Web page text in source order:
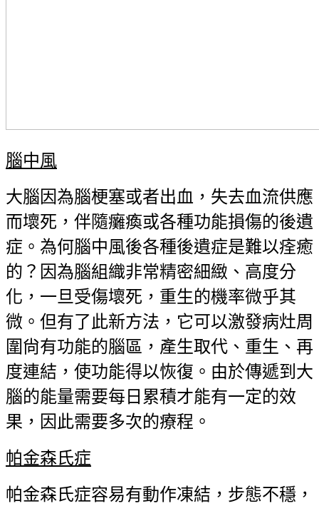
腦中風
大腦因為腦梗塞或者出血，失去血流供應
而壞死，伴隨癱瘓或各種功能損傷的後遺
症。為何腦中風後各種後遺症是難以痊癒
的？因為腦組織非常精密細緻、高度分
化，一旦受傷壞死，重生的機率微乎其
微。但有了此新方法，它可以激發病灶周
圍尙有功能的腦區，產生取代、重生、再
度連結，使功能得以恢復。由於傳遞到大
腦的能量需要每日累積才能有一定的效
果，因此需要多次的療程。
帕金森氏症
帕金森氏症容易有動作凍結，步態不穩，